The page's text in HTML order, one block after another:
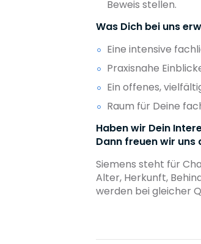
Beweis stellen.
Was Dich bei uns
Eine intensive
Praxisnahe
Ein offenes,
Raum für Deine
Haben wir Dein
Dann freuen wir uns
Siemens steht für
Alter, Herkunft,
werden bei gleicher